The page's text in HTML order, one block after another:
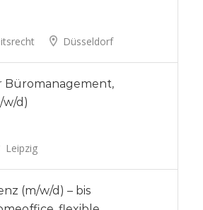
Düsseldorf
Büromanagement,
w/d)
Leipzig
(m/w/d) – bis